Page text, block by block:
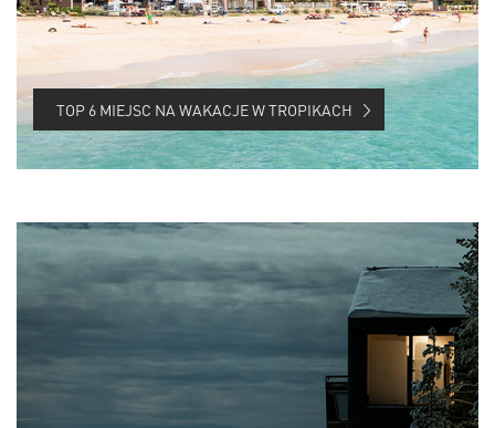
TOP 6 MIEJSC NA WAKACJE W TROPIKACH